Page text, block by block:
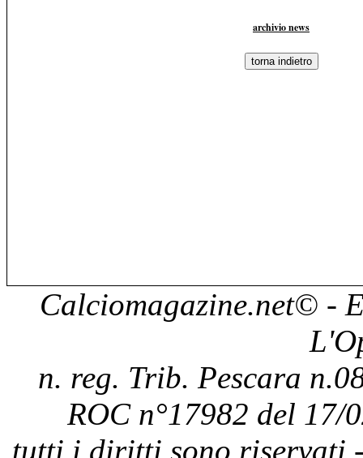
archivio news
Calciomagazine.net© -
n. reg. Trib. Pescara
ROC n°17982 del 17/
tutti i diritti sono riservati